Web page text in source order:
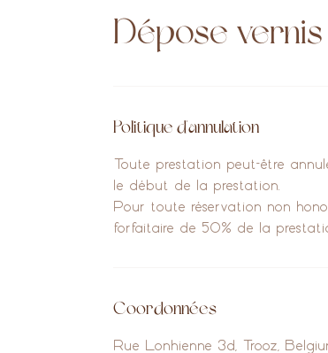
Dépose
Politique d'annulation
Toute prestation peut-être
le début de la prestation.
Pour toute réservation non
forfaitaire de 50% de la
Coordonnées
Rue Lonhienne 3d, Trooz,